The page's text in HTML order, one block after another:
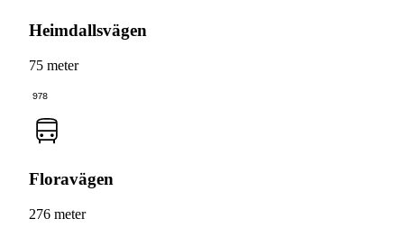
Heimdallsvägen
75 meter
978
Floravägen
276 meter